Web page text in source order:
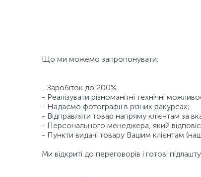
Що ми можемо запропонувати:
- Заробіток до 200%
- Реалізувати різноманітні технічні
- Надаємо фотографії в різних ракурсах;
- Відправляти товар напряму клієнтам за
- Персонального менеджера, який
- Пункти видачі товару Вашим клієнтам
Ми відкриті до переговорів і готові